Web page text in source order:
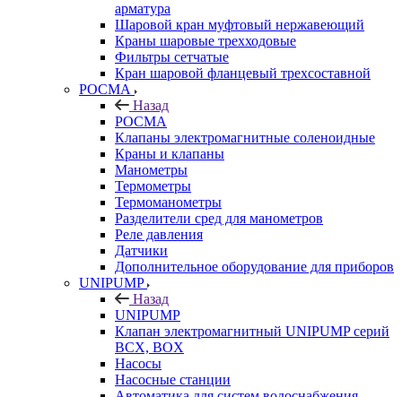
арматура
Шаровой кран муфтовый нержавеющий
Краны шаровые трехходовые
Фильтры сетчатые
Кран шаровой фланцевый трехсоставной
РОСМА
Назад
РОСМА
Клапаны электромагнитные соленоидные
Краны и клапаны
Манометры
Термометры
Термоманометры
Разделители сред для манометров
Реле давления
Датчики
Дополнительное оборудование для приборов
UNIPUMP
Назад
UNIPUMP
Клапан электромагнитный UNIPUMP серий
BCX, BOX
Насосы
Насосные станции